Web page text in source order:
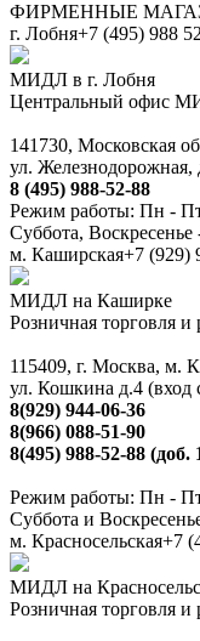
ФИРМЕННЫЕ
г. Лобня+7 (495) 988
МИДЛ в г. Лобня
Центральный офис
141730, Московская
ул. Железнодорожная,
8 (495) 988-52-88
Режим работы: Пн -
Суббота,
м. Каширская+7 (929)
МИДЛ на Каширке
Розничная торговля
115409, г. Москва, м.
ул. Кошкина д.4 (вход
8(929) 944-06-36
8(966) 088-51-90
8(495) 988-52-88 (доб.
Режим работы: Пн -
Суббота и
м. Красносельская+7
МИДЛ на
Розничная торговля и